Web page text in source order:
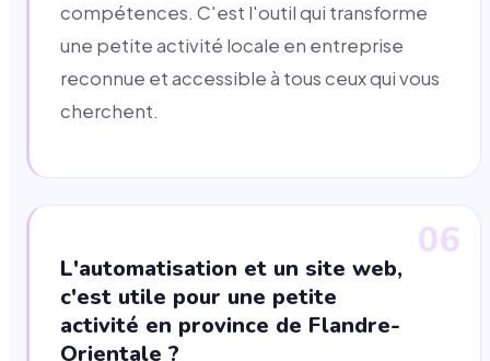
compétences. C'est l'outil qui transforme
une petite activité locale en entreprise
reconnue et accessible à tous ceux qui vous
cherchent.
06
L'automatisation et un site web,
c'est utile pour une petite
activité en province de Flandre-
Orientale ?